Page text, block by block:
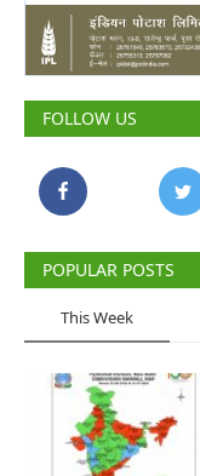
FOLLOW US
POPULAR POSTS
This Week